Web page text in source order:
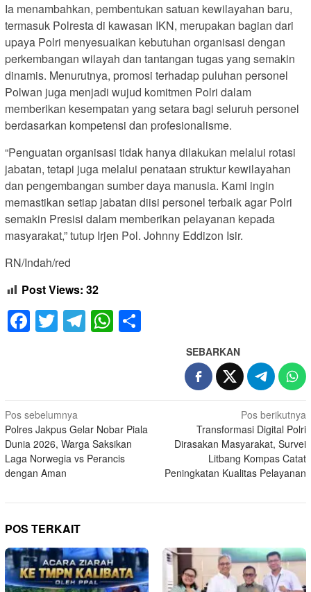
Ia menambahkan, pembentukan satuan kewilayahan baru,
termasuk Polresta di kawasan IKN, merupakan bagian dari
upaya Polri menyesuaikan kebutuhan organisasi dengan
perkembangan wilayah dan tantangan tugas yang semakin
dinamis. Menurutnya, promosi terhadap puluhan personel
Polwan juga menjadi wujud komitmen Polri dalam
memberikan kesempatan yang setara bagi seluruh personel
berdasarkan kompetensi dan profesionalisme.
“Penguatan organisasi tidak hanya dilakukan melalui rotasi
jabatan, tetapi juga melalui penataan struktur kewilayahan
dan pengembangan sumber daya manusia. Kami ingin
memastikan setiap jabatan diisi personel terbaik agar Polri
semakin Presisi dalam memberikan pelayanan kepada
masyarakat,” tutup Irjen Pol. Johnny Eddizon Isir.
RN/Indah/red
Post Views: 32
Facebook
TwitterTelegram
WhatsApp
SEBARKAN
Navigasi
pos
Pos sebelumnya
Polres Jakpus Gelar Nobar Piala
Dunia 2026, Warga Saksikan
Laga Norwegia vs Perancis
dengan Aman
Pos berikutnya
Transformasi Digital Polri
Dirasakan Masyarakat, Survei
Litbang Kompas Catat
Peningkatan Kualitas Pelayanan
POS TERKAIT